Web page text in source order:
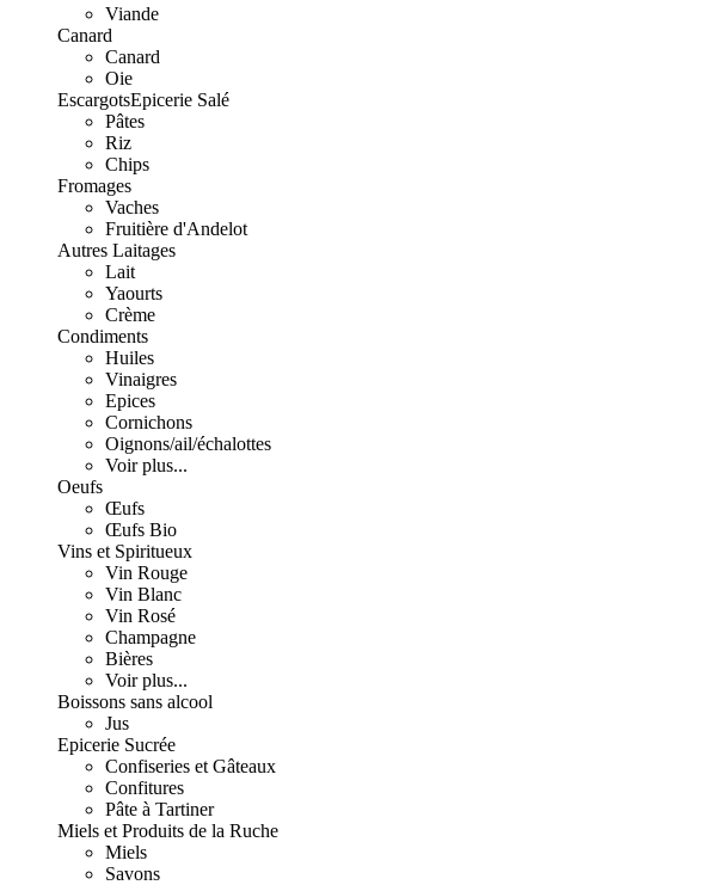
Viande
Canard
Canard
Oie
EscargotsEpicerie Salé
Pâtes
Riz
Chips
Fromages
Vaches
Fruitière d'Andelot
Autres Laitages
Lait
Yaourts
Crème
Condiments
Huiles
Vinaigres
Epices
Cornichons
Oignons/ail/échalottes
Voir plus...
Oeufs
Œufs
Œufs Bio
Vins et Spiritueux
Vin Rouge
Vin Blanc
Vin Rosé
Champagne
Bières
Voir plus...
Boissons sans alcool
Jus
Epicerie Sucrée
Confiseries et Gâteaux
Confitures
Pâte à Tartiner
Miels et Produits de la Ruche
Miels
Savons